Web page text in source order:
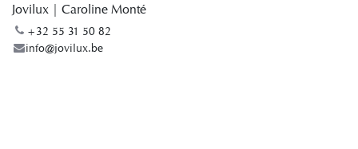
Jovilux | Caroline Monté
+32 55 31 50 82
info@jovilux.be